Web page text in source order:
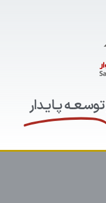
توسـعـه پـایـدار